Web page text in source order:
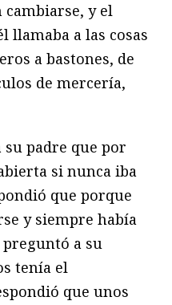
cambiarse, y el
llamaba a las cosas
a bastones, de
de mercería,
su padre que por
si nunca iba
que porque
y siempre había
a su
tenía el
que unos